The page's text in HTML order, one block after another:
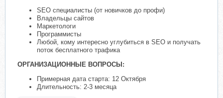
SEO специалисты (от новичков до профи)
Владельцы сайтов
Маркетологи
Программисты
Любой, кому интересно углубиться в SEO и получать
поток бесплатного трафика
ОРГАНИЗАЦИОННЫЕ ВОПРОСЫ:
Примерная дата старта: 12 Октября
Длительность: 2-3 месяца